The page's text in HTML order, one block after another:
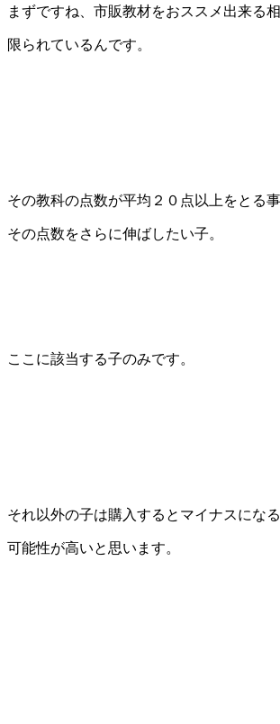
まずですね、市販教材をおススメ出来る
限られているんです。
その教科の点数が平均２０点以上をとる事
その点数をさらに伸ばしたい子。
ここに該当する子のみです。
それ以外の子は購入するとマイナスになる
可能性が高いと思います。